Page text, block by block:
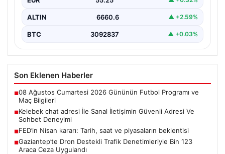
ALTIN 6660.6 ▲ +2.59%
BTC 3092837 ▲ +0.03%
Son Eklenen Haberler
■08 Ağustos Cumartesi 2026 Gününün Futbol Programı ve
Maç Bilgileri
■Kelebek chat adresi İle Sanal İletişimin Güvenli Adresi Ve
Sohbet Deneyimi
■FED’in Nisan kararı: Tarih, saat ve piyasaların beklentisi
■Gaziantep’te Dron Destekli Trafik Denetimleriyle Bin 123
Araca Ceza Uygulandı